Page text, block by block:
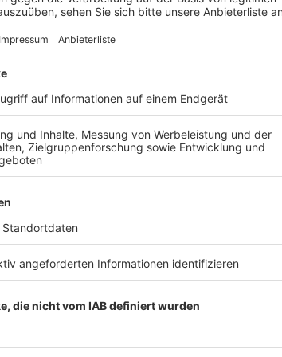
Ordnungsamt und Geschäftsleute
Anzeige
In Wesseling hat die Stadt erfolgreich auf
über die Taubenplage in der Fußgängerzone
Tauben in diesem Sommer deutlich
Mitarbeiter des Ordnungsamts und
der Fußgängerzone gezielt darauf hingewiesen,
ist. Bei Verstößen droht ein Bußgeld von bis zu
Fütterungsverbots sind derzeit keine weiteren
Taubenpopulation notwendig, so die Stadt.